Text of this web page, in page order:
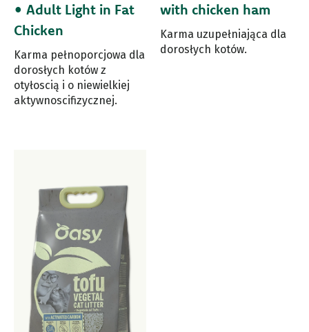
• Adult Light in Fat
Chicken
Karma pełnoporcjowa dla
dorosłych kotów z
otyłoscią i o niewielkiej
aktywnoscifizycznej.
with chicken ham
Karma uzupełniająca dla
dorosłych kotów.